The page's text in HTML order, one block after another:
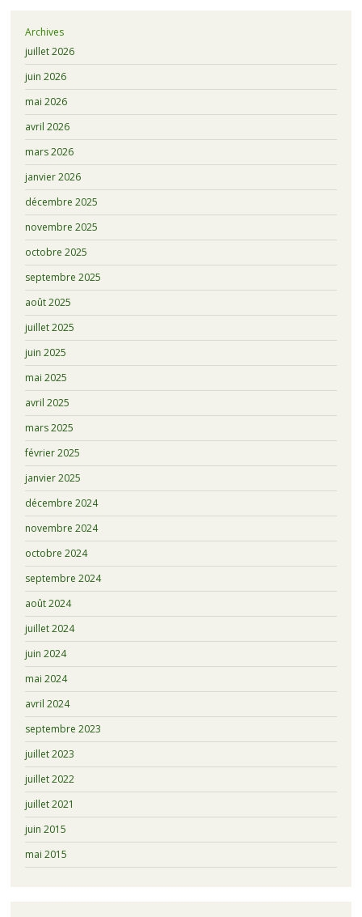
Archives
juillet 2026
juin 2026
mai 2026
avril 2026
mars 2026
janvier 2026
décembre 2025
novembre 2025
octobre 2025
septembre 2025
août 2025
juillet 2025
juin 2025
mai 2025
avril 2025
mars 2025
février 2025
janvier 2025
décembre 2024
novembre 2024
octobre 2024
septembre 2024
août 2024
juillet 2024
juin 2024
mai 2024
avril 2024
septembre 2023
juillet 2023
juillet 2022
juillet 2021
juin 2015
mai 2015